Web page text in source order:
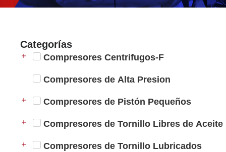
Categorías
Compresores Centrifugos-F
Compresores de Alta Presion
Compresores de Pistón Pequeños
Compresores de Tornillo Libres de Aceite
Compresores de Tornillo Lubricados